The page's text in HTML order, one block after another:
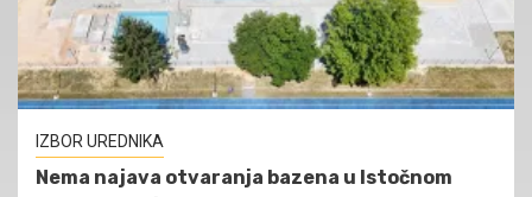
IZBOR UREDNIKA
Nema najava otvaranja bazena u Istočnom